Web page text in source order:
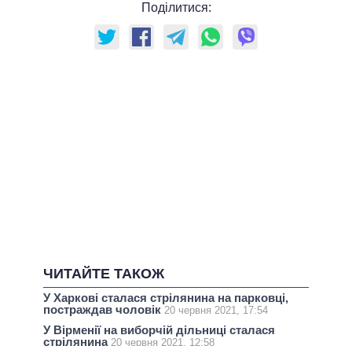
Поділитися:
ЧИТАЙТЕ ТАКОЖ
У Харкові сталася стрілянина на парковці,
постраждав чоловік 20 червня 2021, 17:54
У Вірменії на виборчій дільниці сталася
стрілянина 20 червня 2021, 12:58